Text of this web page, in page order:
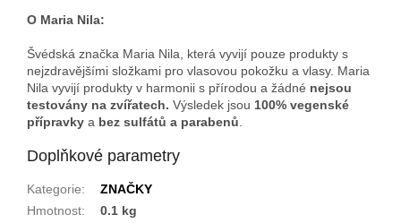
O Maria Nila:
Švédská značka Maria Nila, která vyvijí pouze produkty s
nejzdravějšími složkami pro vlasovou pokožku a vlasy. Maria
Nila vyvijí produkty v harmonii s přírodou a žádné nejsou
testovány na zvířatech. Výsledek jsou 100% vegenské
přípravky a bez sulfátů a parabenů
Doplňkové parametry
Kategorie:
ZNAČKY
Hmotnost:
0.1 kg